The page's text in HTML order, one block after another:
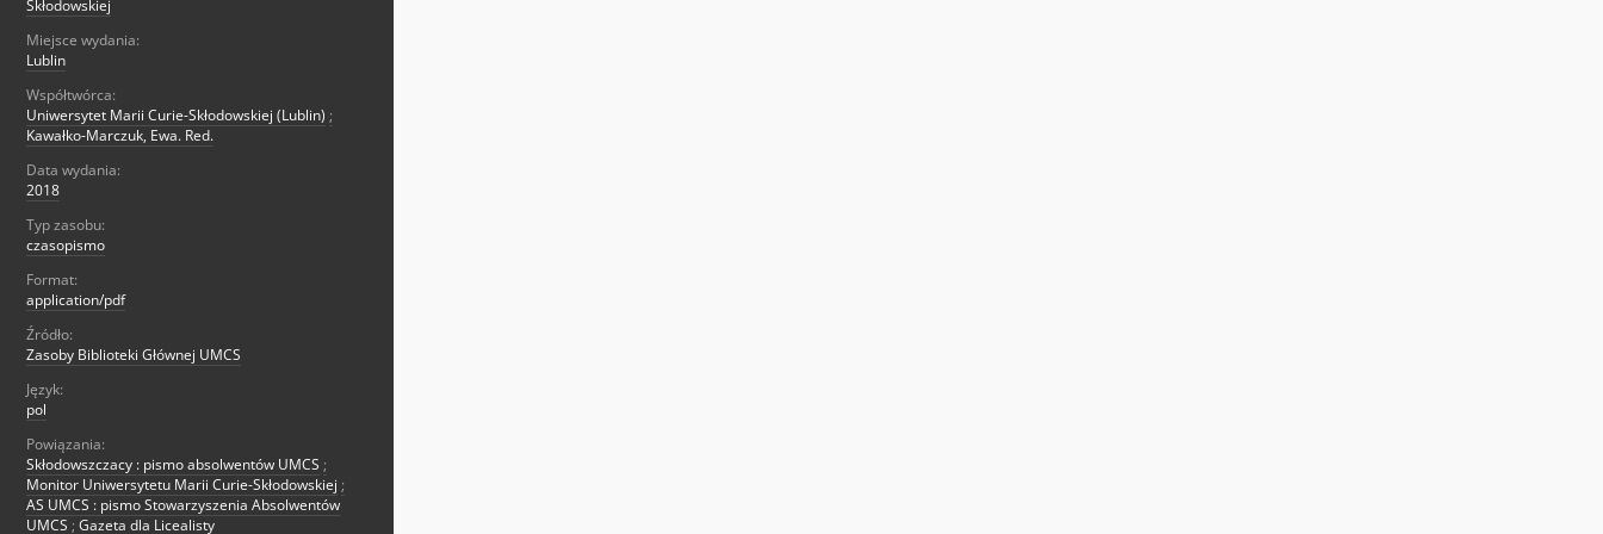
Skłodowskiej
Miejsce wydania:
Lublin
Współtwórca:
Uniwersytet Marii Curie-Skłodowskiej (Lublin) ;
Kawałko-Marczuk, Ewa. Red.
Data wydania:
2018
Typ zasobu:
czasopismo
Format:
application/pdf
Źródło:
Zasoby Biblioteki Głównej UMCS
Język:
pol
Powiązania:
Skłodowszczacy : pismo absolwentów UMCS ;
Monitor Uniwersytetu Marii Curie-Skłodowskiej ;
AS UMCS : pismo Stowarzyszenia Absolwentów
UMCS ; Gazeta dla Licealisty